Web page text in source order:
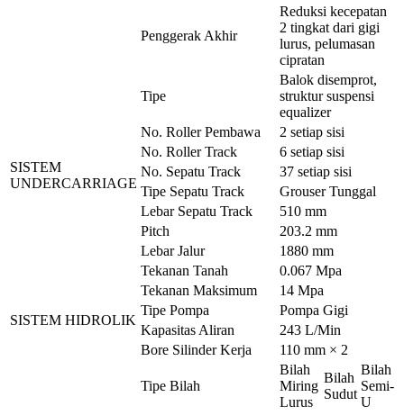
Penggerak Akhir
Reduksi kecepatan
2 tingkat dari gigi
lurus, pelumasan
cipratan
SISTEM
UNDERCARRIAGE
Tipe
Balok disemprot,
struktur suspensi
equalizer
No. Roller Pembawa
2 setiap sisi
No. Roller Track
6 setiap sisi
No. Sepatu Track
37 setiap sisi
Tipe Sepatu Track
Grouser Tunggal
Lebar Sepatu Track
510 mm
Pitch
203.2 mm
Lebar Jalur
1880 mm
Tekanan Tanah
0.067 Mpa
SISTEM HIDROLIK
Tekanan Maksimum
14 Mpa
Tipe Pompa
Pompa Gigi
Kapasitas Aliran
243 L/Min
Bore Silinder Kerja
110 mm × 2
Tipe Bilah
Bilah
Miring
Lurus
Bilah
Sudut
Bilah
Semi-
U